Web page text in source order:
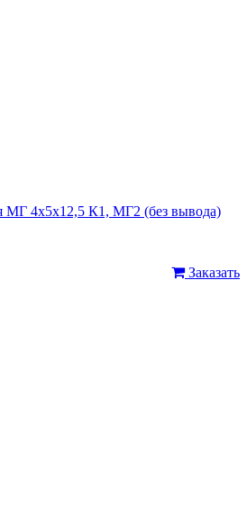
МГ 4х5х12,5 К1, МГ2 (без вывода)
Заказать